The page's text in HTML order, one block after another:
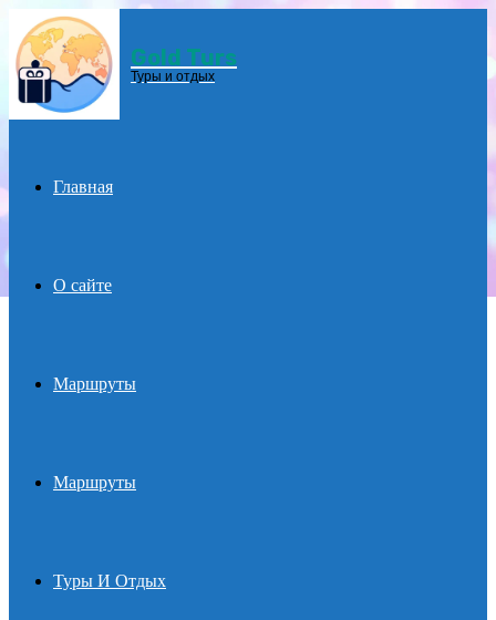
Menu Gold Turs
Туры и отдых
Главная
О сайте
Маршруты
Маршруты
Туры И Отдых